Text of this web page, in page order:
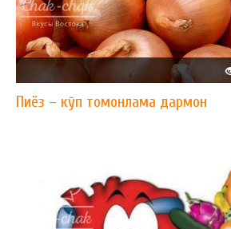
Пиёз – кўп томонлама дармон